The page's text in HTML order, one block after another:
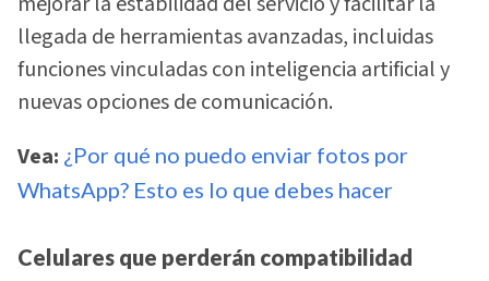
llegada de herramientas avanzadas, incluidas
funciones vinculadas con inteligencia artificial y
nuevas opciones de comunicación.
Vea: ¿Por qué no puedo enviar fotos por
WhatsApp? Esto es lo que debes hacer
Celulares que perderán compatibilidad